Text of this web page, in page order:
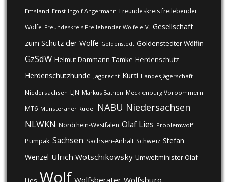
Emsland Ernst-Ingolf Angermann Freundeskreis freilebender
Wölfe Freundeskreis Freilebender Wölfe e.V. Gesellschaft
zum Schutz der Wölfe Goldenstedt Goldenstedter Wölfin
GzSdW Helmut Dammann-Tamke Herdenschutz
Herdenschutzhunde Jagdrecht Kurti Landesjägerschaft
Niedersachsen LJN Markus Bathen Mecklenburg Vorpommern
MT6 Munsteraner Rudel NABU Niedersachsen
NLWKN Nordrhein-Westfalen Olaf Lies Problemwolf
Pumpak Sachsen Sachsen-Anhalt Schweiz Stefan
Wenzel Ulrich Wotschikowsky Umweltminister Olaf
Wolf Wolfsberater Wolfsbüro